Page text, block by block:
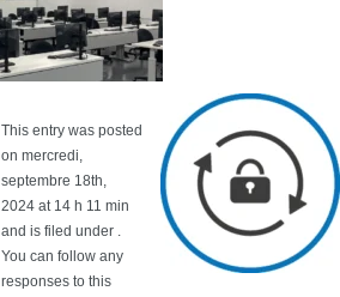
This entry was posted
on mercredi,
septembre 18th,
2024 at 14 h 11 min
and is filed under .
You can follow any
responses to this